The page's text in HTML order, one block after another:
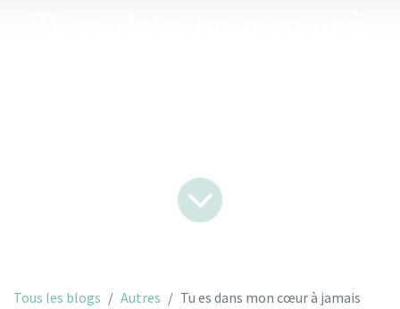
Tous les blogs Autres Tu es dans mon cœur à jamais